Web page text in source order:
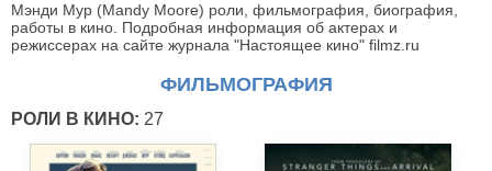
Мэнди Мур (Mandy Moore) роли, фильмография, биография,
работы в кино. Подробная информация об актерах и
режиссерах на сайте журнала "Настоящее кино" filmz.ru
ФИЛЬМОГРАФИЯ
РОЛИ В КИНО: 27